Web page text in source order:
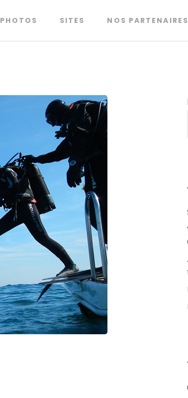
PHOTOS SITES NOS PARTENAIRES